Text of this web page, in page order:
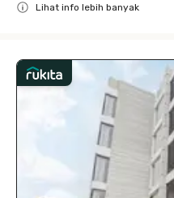
Lihat info lebih banyak